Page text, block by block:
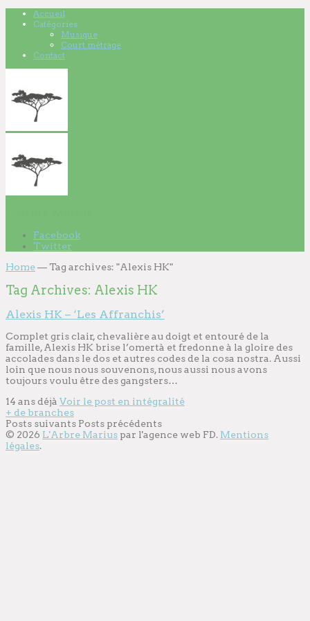
Accueil
Catégories
Musique
Court métrage
Contact
Facebook
Twitter
Home—Tag archives: "Alexis HK"
Tag Archives: Alexis HK
Alexis HK – ‘Les Affranchis’
Complet gris clair, chevalière au doigt et entouré de la
famille, Alexis HK brise l’omertà et fredonne à la gloire des
accolades dans le dos et autres codes de la cosa nostra. Aussi
loin que nous nous souvenons, nous aussi nous avons
toujours voulu être des gangsters…
14 ans déjà Voir le post en intégralité
+ de branches
Posts suivants Posts précédents
© 2026 L'Arbre Marius par l'agence web FD. Mentions
légales.